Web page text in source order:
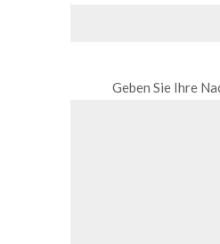
Geben Sie Ihre